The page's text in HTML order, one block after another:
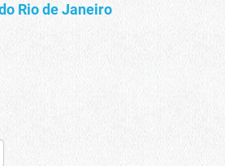
Rio de Janeiro